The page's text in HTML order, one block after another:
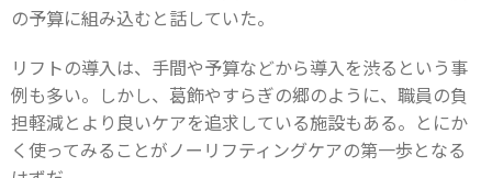
の予算に組み込むと話していた。
リフトの導入は、手間や予算などから導入を渋るという事
例も多い。しかし、葛飾やすらぎの郷のように、職員の負
担軽減とより良いケアを追求している施設もある。とにか
く使ってみることがノーリフティングケアの第一歩となる